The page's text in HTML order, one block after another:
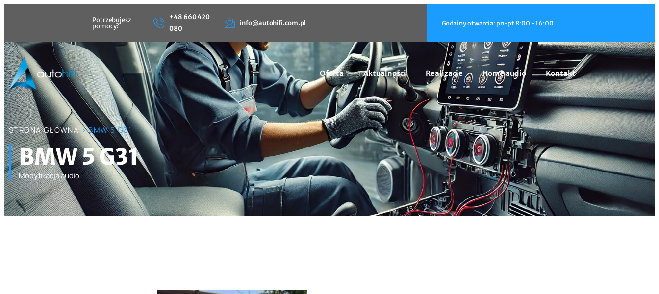
Potrzebujesz
pomocy?
+48 660 420
080
info@autohifi.com.pl Godziny otwarcia: pn-pt 8:00 - 16:00
Oferta Aktualności Realizacje Home audio Kontakt
STRONA GŁÓWNA> BMW 5 G31
BMW 5 G31
Modyfikacja audio